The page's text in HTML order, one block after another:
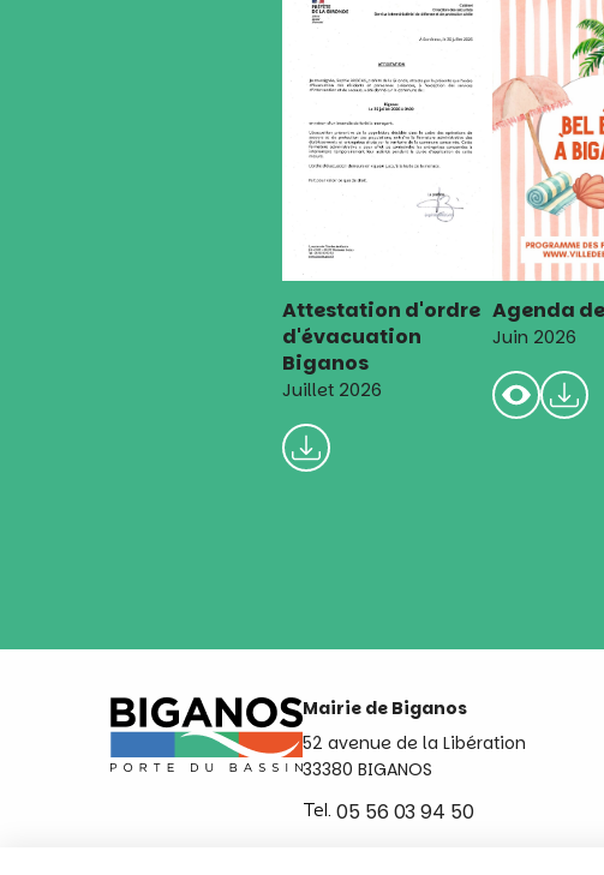
Attestation d'ordre
d'évacuation
Biganos
Juillet 2026
Agenda
Juin 2026
Mairie de Biganos
52 avenue de la Libération
33380 BIGANOS
Tel. 05 56 03 94 50